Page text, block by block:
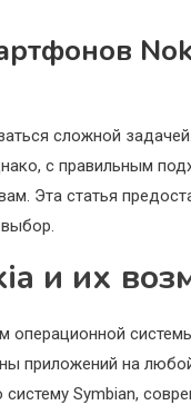
сложной
с правильным
Эта статья
и их
приложений на
Symbian,